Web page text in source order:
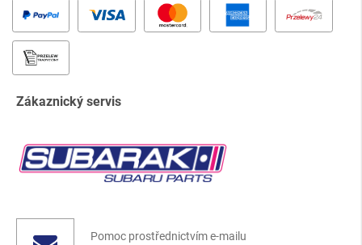
Zákaznický servis
Pomoc prostřednictvím e-mailu